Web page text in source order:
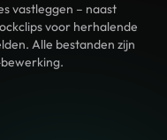
vastleggen – naast
voor herhalende
Alle bestanden zijn